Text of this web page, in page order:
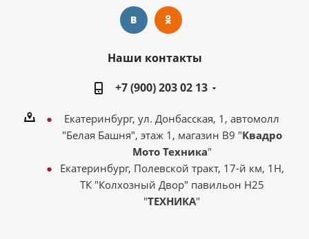
Наши контакты
+7 (900) 203 02 13
Екатеринбург, ул. Донбасская, 1, автомолл
"Белая Башня", этаж 1, магазин В9 "Квадро
Мото Техника"
Екатеринбург, Полевской тракт, 17-й км, 1Н,
ТК "Колхозный Двор" павильон Н25
"ТЕХНИКА"